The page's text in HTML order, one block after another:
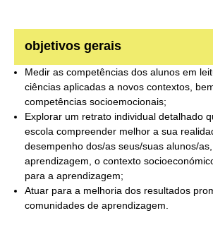
objetivos gerais
Medir as competências dos alunos em
ciências aplicadas a novos contextos,
competências socioemocionais;
Explorar um retrato individual detalhado
escola compreender melhor a sua
desempenho dos/as seus/suas alunos/
aprendizagem, o contexto
para a aprendizagem;
Atuar para a melhoria dos resultados
comunidades de aprendizagem.